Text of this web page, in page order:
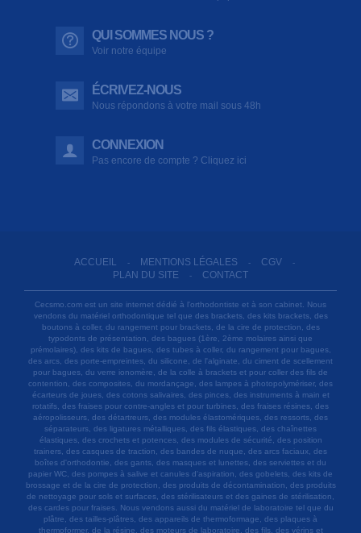
QUI SOMMES NOUS ?
Voir notre équipe
ÉCRIVEZ-NOUS
Nous répondons à votre mail sous 48h
CONNEXION
Pas encore de compte ? Cliquez ici
ACCUEIL - MENTIONS LÉGALES - CGV -
PLAN DU SITE - CONTACT
Cecsmo.com est un site internet dédié à l'orthodontiste et à son cabinet. Nous
vendons du matériel orthodontique tel que des brackets, des kits brackets, des
boutons à coller, du rangement pour brackets, de la cire de protection, des
typodonts de présentation, des bagues (1ère, 2ème molaires ainsi que
prémolaires), des kits de bagues, des tubes à coller, du rangement pour bagues,
des arcs, des porte-empreintes, du silicone, de l'alginate, du ciment de scellement
pour bagues, du verre ionomère, de la colle à brackets et pour coller des fils de
contention, des composites, du mordançage, des lampes à photopolymériser, des
écarteurs de joues, des cotons salivaires, des pinces, des instruments à main et
rotatifs, des fraises pour contre-angles et pour turbines, des fraises résines, des
aéropolisseurs, des détartreurs, des modules élastomériques, des ressorts, des
séparateurs, des ligatures métalliques, des fils élastiques, des chaînettes
élastiques, des crochets et potences, des modules de sécurité, des position
trainers, des casques de traction, des bandes de nuque, des arcs faciaux, des
boîtes d'orthodontie, des gants, des masques et lunettes, des serviettes et du
papier WC, des pompes à salive et canules d'aspiration, des gobelets, des kits de
brossage et de la cire de protection, des produits de décontamination, des produits
de nettoyage pour sols et surfaces, des stérilisateurs et des gaines de stérilisation,
des cardes pour fraises. Nous vendons aussi du matériel de laboratoire tel que du
plâtre, des tailles-plâtres, des appareils de thermoformage, des plaques à
thermoformer, de la résine, des moteurs de laboratoire, des fils, des vérins et